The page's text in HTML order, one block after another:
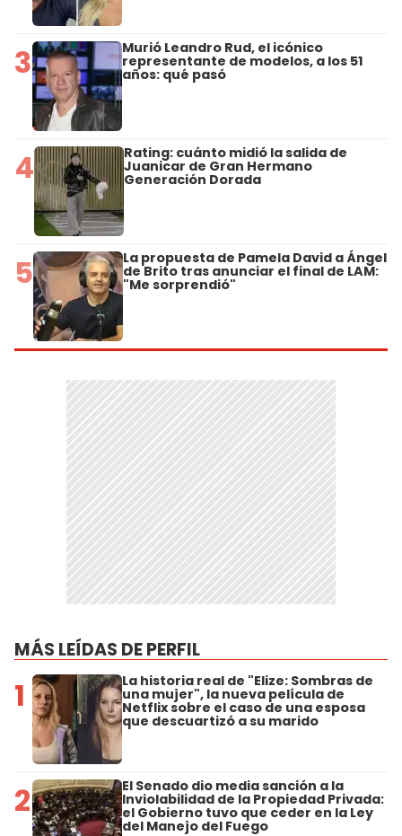
3 Murió Leandro Rud, el icónico
representante de modelos, a los 51
años: qué pasó
4 Rating: cuánto midió la salida de
Juanicar de Gran Hermano
Generación Dorada
5 La propuesta de Pamela David a Ángel
de Brito tras anunciar el final de LAM:
"Me sorprendió"
MÁS LEÍDAS DE PERFIL
1 La historia real de "Elize: Sombras de
una mujer", la nueva película de
Netflix sobre el caso de una esposa
que descuartizó a su marido
2 El Senado dio media sanción a la
Inviolabilidad de la Propiedad Privada:
el Gobierno tuvo que ceder en la Ley
del Manejo del Fuego